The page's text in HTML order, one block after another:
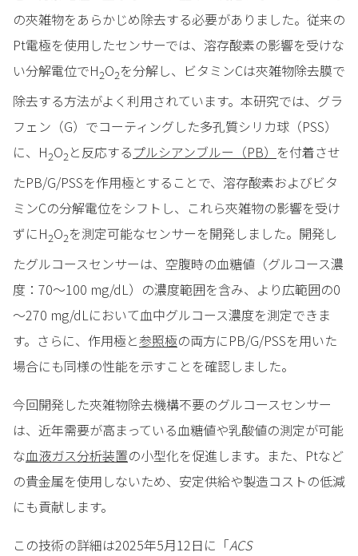
の夾雑物をあらかじめ除去する必要がありました。従来の
Pt電極を使用したセンサーでは、溶存酸素の影響を受けな
い分解電位でH2O2を分解し、ビタミンCは夾雑物除去膜で
除去する方法がよく利用されています。本研究では、グラ
フェン（G）でコーティングした多孔質シリカ球（PSS）
に、H2O2と反応するプルシアンブルー（PB） を付着させ
たPB/G/PSSを作用極とすることで、溶存酸素およびビタ
ミンCの分解電位をシフトし、これら夾雑物の影響を受け
ずにH2O2を測定可能なセンサーを開発しました。開発し
たグルコースセンサーは、空腹時の血糖値（グルコース濃
度：70～100 mg/dL）の濃度範囲を含み、より広範囲の0
～270 mg/dLにおいて血中グルコース濃度を測定できま
す。さらに、作用極と参照極の両方にPB/G/PSSを用いた
場合にも同様の性能を示すことを確認しました。
今回開発した夾雑物除去機構不要のグルコースセンサー
は、近年需要が高まっている血糖値や乳酸値の測定が可能
な血液ガス分析装置の小型化を促進します。また、Ptなど
の貴金属を使用しないため、安定供給や製造コストの低減
にも貢献します。
この技術の詳細は2025年5月12日に「ACS